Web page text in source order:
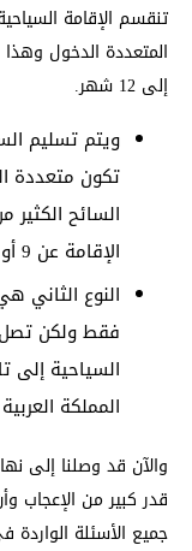
تنقسم الإقامة
المتعددة الدخول
إلى 12 شهر.
ويتم تسليم
تكون متعددة
السائح الكثير
الإقامة عن 9 أو 10 أيام.
النوع الثاني
فقط ولكن تصل
السياحية
المملكة
والآن قد وصلنا إلى
قدر كبير من الإعجاب
جميع الأسئلة